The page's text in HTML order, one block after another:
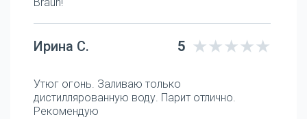
Braun!
Ирина С. 5
Утюг огонь. Заливаю только
дистиллярованную воду. Парит отлично.
Рекомендую